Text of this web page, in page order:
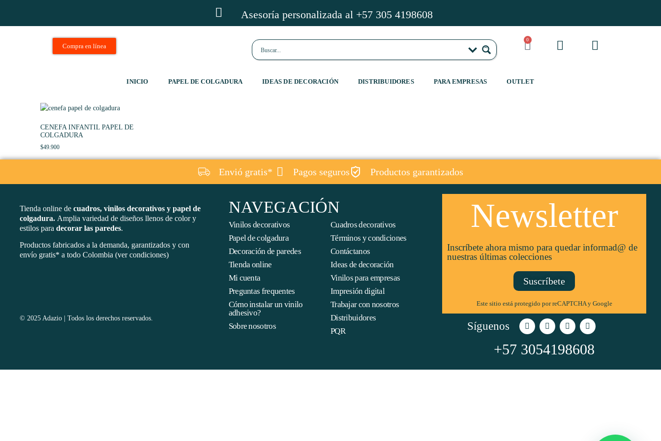
Asesoría personalizada al +57 305 4198608
Compra en línea
0
INICIO PAPEL DE COLGADURA IDEAS DE DECORACIÓN DISTRIBUIDORES PARA EMPRESAS OUTLET
CENEFA INFANTIL PAPEL DE
COLGADURA
$49.900
Envió gratis* Pagos seguros Productos garantizados
Tienda online de cuadros, vinilos decorativos y papel de
colgadura. Amplia variedad de diseños llenos de color y
estilos para decorar las paredes.
Productos fabricados a la demanda, garantizados y con
envío gratis* a todo Colombia (ver condiciones)
© 2025 Adazio | Todos los derechos reservados.
NAVEGACIÓN
Vinilos decorativos
Papel de colgadura
Decoración de paredes
Tienda online
Mi cuenta
Preguntas frequentes
Cómo instalar un vinilo
adhesivo?
Sobre nosotros
Cuadros decorativos
Términos y condiciones
Contáctanos
Ideas de decoración
Vinilos para empresas
Impresión digital
Trabajar con nosotros
Distribuidores
PQR
Newsletter
Inscríbete ahora mismo para quedar informad@ de
nuestras últimas colecciones
Suscríbete
Este sitio está protegido por reCAPTCHA y Google
Síguenos
+57 3054198608